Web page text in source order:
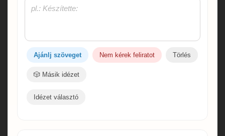
Ajánlj szöveget Nem kérek feliratot Törlés
🎲 Másik idézet
Idézet választó